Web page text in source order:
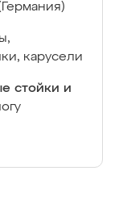
карусели
стойки и